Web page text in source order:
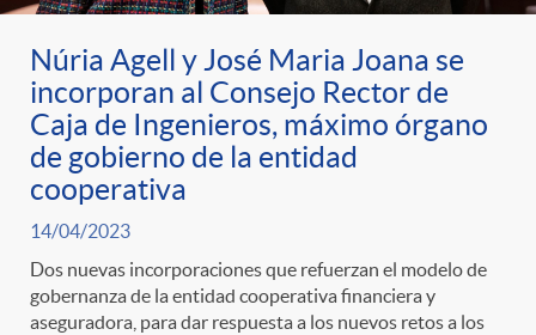
Núria Agell y José Maria Joana se
incorporan al Consejo Rector de
Caja de Ingenieros, máximo órgano
de gobierno de la entidad
cooperativa
14/04/2023
Dos nuevas incorporaciones que refuerzan el modelo de
gobernanza de la entidad cooperativa financiera y
aseguradora, para dar respuesta a los nuevos retos a los